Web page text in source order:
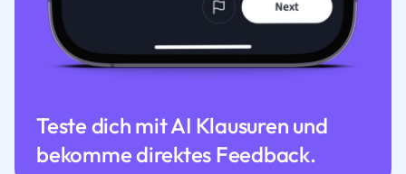
Teste dich mit AI Klausuren und
bekomme direktes Feedback.